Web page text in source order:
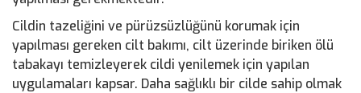
Cildin tazeliğini ve pürüzsüzlüğünü korumak için
yapılması gereken cilt bakımı, cilt üzerinde biriken ölü
tabakayı temizleyerek cildi yenilemek için yapılan
uygulamaları kapsar. Daha sağlıklı bir cilde sahip olmak